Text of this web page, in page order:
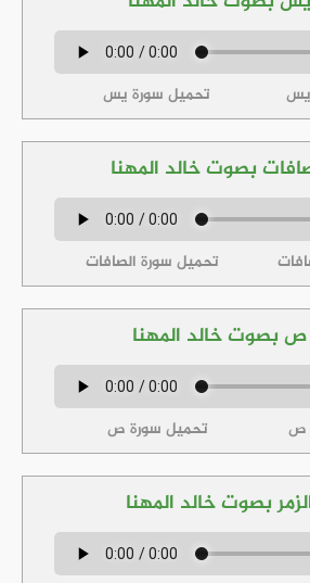
يس تحميل سورة يس
بصوت خالد المهنا
تحميل سورة الصافات
بصوت خالد المهنا
ص تحميل سورة ص
بصوت خالد المهنا